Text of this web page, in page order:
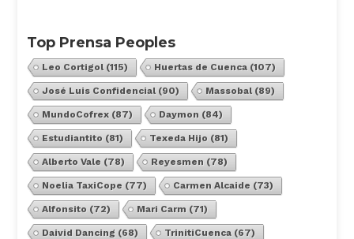
Top Prensa Peoples
Leo Cortigol(115) Huertas de Cuenca(107)
José Luis Confidencial(90) Massobal(89)
MundoCofrex(87) Daymon (84)
Estudiantito (81) Texeda Hijo (81)
Alberto Vale (78) Reyesmen (78)
Noelia TaxiCope (77) Carmen Alcaide (73)
Alfonsito (72) Mari Carm (71)
Daivid Dancing (68) TrinitiCuenca(67)